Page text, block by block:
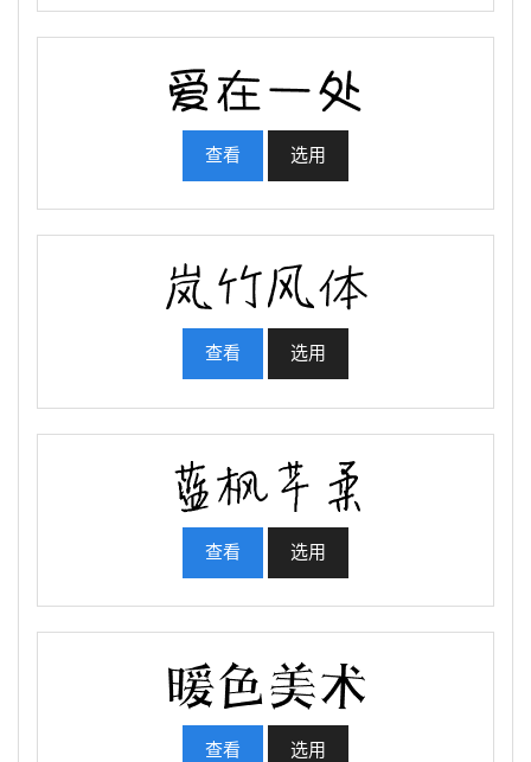
查看 选用
查看 选用
查看 选用
查看 选用